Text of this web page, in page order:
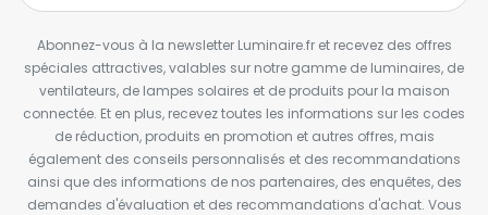
Abonnez-vous à la newsletter Luminaire.fr et recevez des offres
spéciales attractives, valables sur notre gamme de luminaires, de
ventilateurs, de lampes solaires et de produits pour la maison
connectée. Et en plus, recevez toutes les informations sur les codes
de réduction, produits en promotion et autres offres, mais
également des conseils personnalisés et des recommandations
ainsi que des informations de nos partenaires, des enquêtes, des
demandes d'évaluation et des recommandations d'achat. Vous